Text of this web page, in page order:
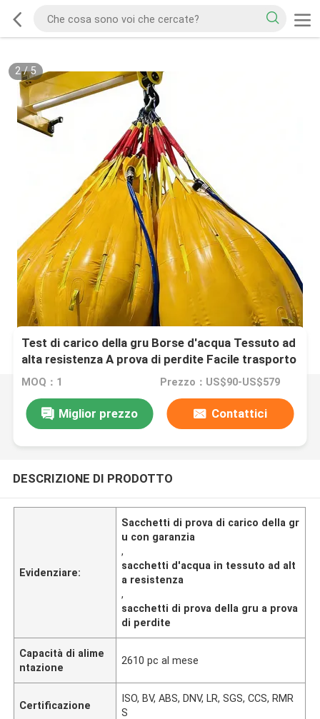
2/5
Test di carico della gru Borse d'acqua Tessuto ad
alta resistenza A prova di perdite Facile trasporto
MOQ：1 Prezzo：US$90-US$579
Miglior prezzo Contattici
DESCRIZIONE DI PRODOTTO
Evidenziare:
Sacchetti di prova di carico della gr
u con garanzia
,
sacchetti d'acqua in tessuto ad alt
a resistenza
,
sacchetti di prova della gru a prova
di perdite
Capacità di alime
ntazione
2610 pc al mese
Certificazione
ISO, BV, ABS, DNV, LR, SGS, CCS, RMR
S